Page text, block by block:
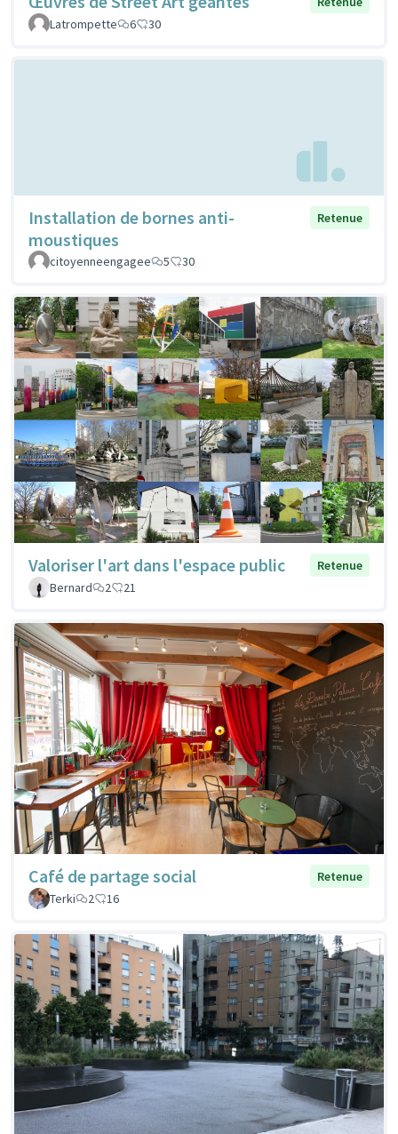
Latrompette
6 30
Installation de bornes anti-
moustiques
Retenue
citoyenneengagee 5 30
Valoriser l'art dans l'espace public
Retenue
Bernard
2 21
Café de partage social
Retenue
Terki
2 16